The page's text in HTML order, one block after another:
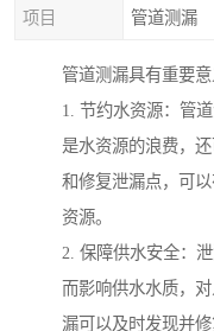
项目 管道测漏
管道测漏具有重要
1. 节约水资源：管
是水资源的浪费，
和修复泄漏点，可
资源。
2. 保障供水安全：
而影响供水水质，
漏可以及时发现并